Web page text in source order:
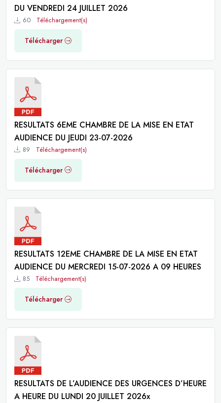
DU VENDREDI 24 JUILLET 2026
60 Téléchargement(s)
Télécharger
RESULTATS 6EME CHAMBRE DE LA MISE EN ETAT
AUDIENCE DU JEUDI 23-07-2026
89 Téléchargement(s)
Télécharger
RESULTATS 12EME CHAMBRE DE LA MISE EN ETAT
AUDIENCE DU MERCREDI 15-07-2026 A 09 HEURES
85 Téléchargement(s)
Télécharger
RESULTATS DE L’AUDIENCE DES URGENCES D’HEURE
A HEURE DU LUNDI 20 JUILLET 2026x